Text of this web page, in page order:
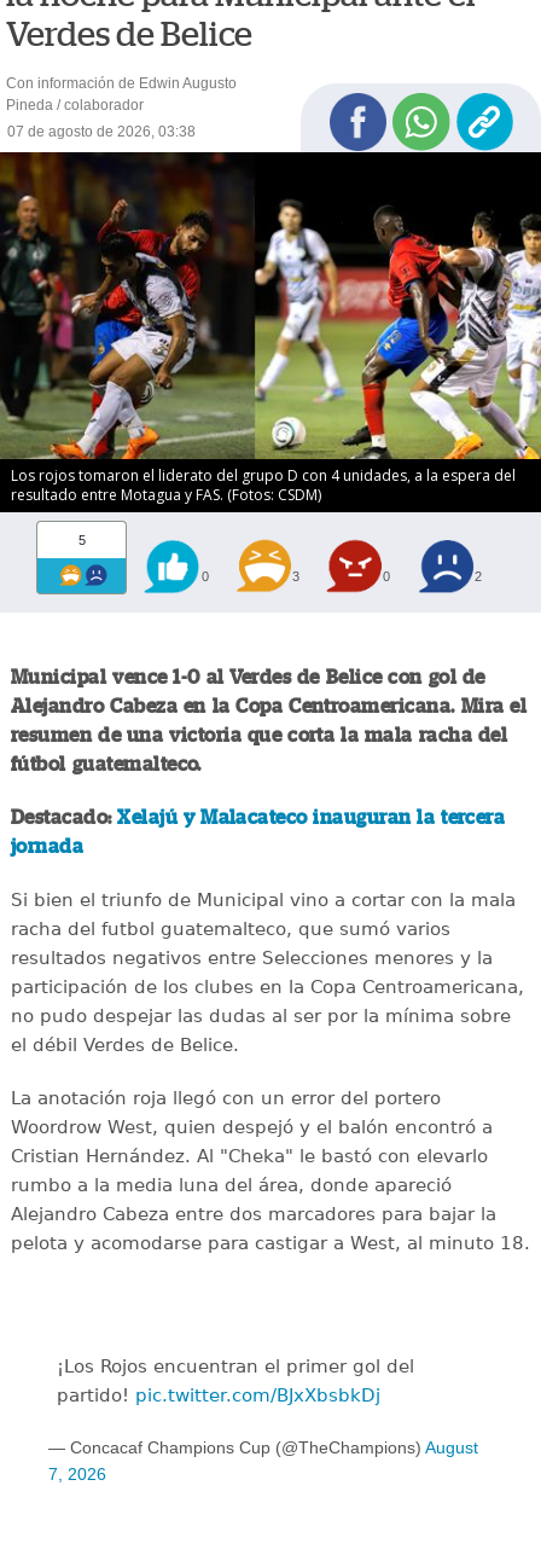
Verdes de Belice
Con información de Edwin Augusto
Pineda / colaborador
07 de agosto de 2026, 03:38
Los rojos tomaron el liderato del grupo D con 4 unidades, a la espera del
resultado entre Motagua y FAS. (Fotos: CSDM)
5
0 3 0 2
Municipal vence 1-0 al Verdes de Belice con gol de
Alejandro Cabeza en la Copa Centroamericana. Mira el
resumen de una victoria que corta la mala racha del
fútbol guatemalteco.
Destacado:Xelajú y Malacateco inauguran la tercera
jornada
Si bien el triunfo de Municipal vino a cortar con la mala
racha del futbol guatemalteco, que sumó varios
resultados negativos entre Selecciones menores y la
participación de los clubes en la Copa Centroamericana,
no pudo despejar las dudas al ser por la mínima sobre
el débil Verdes de Belice.
La anotación roja llegó con un error del portero
Woordrow West, quien despejó y el balón encontró a
Cristian Hernández. Al "Cheka" le bastó con elevarlo
rumbo a la media luna del área, donde apareció
Alejandro Cabeza entre dos marcadores para bajar la
pelota y acomodarse para castigar a West, al minuto 18.
¡Los Rojos encuentran el primer gol del
partido! pic.twitter.com/BJxXbsbkDj
— Concacaf Champions Cup (@TheChampions) August
7, 2026